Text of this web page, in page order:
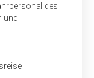
des
und